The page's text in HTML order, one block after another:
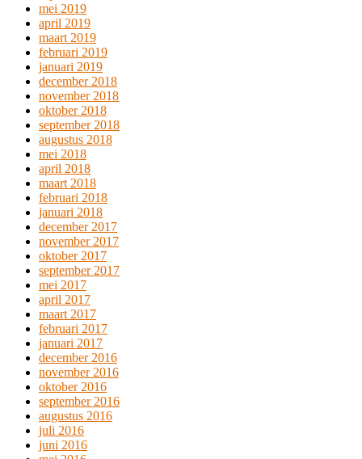
mei 2019
april 2019
maart 2019
februari 2019
januari 2019
december 2018
november 2018
oktober 2018
september 2018
augustus 2018
mei 2018
april 2018
maart 2018
februari 2018
januari 2018
december 2017
november 2017
oktober 2017
september 2017
mei 2017
april 2017
maart 2017
februari 2017
januari 2017
december 2016
november 2016
oktober 2016
september 2016
augustus 2016
juli 2016
juni 2016